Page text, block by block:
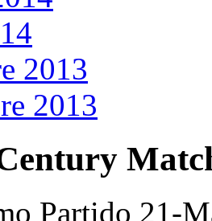
2013
2013
Partido 21-